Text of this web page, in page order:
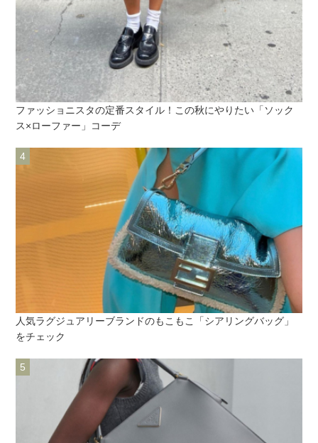
ファッショニスタの定番スタイル！この秋にやりたい「ソック
ス×ローファー」コーデ
人気ラグジュアリーブランドのもこもこ「シアリングバッグ」
をチェック